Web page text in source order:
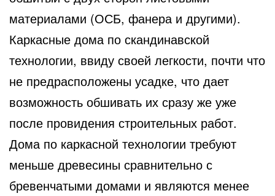
материалами (ОСБ, фанера и другими).
Каркасные дома по скандинавской
технологии, ввиду своей легкости, почти что
не предрасположены усадке, что дает
возможность обшивать их сразу же уже
после провидения строительных работ.
Дома по каркасной технологии требуют
меньше древесины сравнительно с
бревенчатыми домами и являются менее